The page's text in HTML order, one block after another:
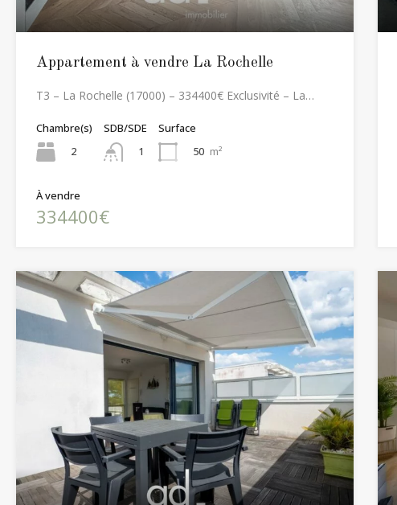
Appartement à vendre La Rochelle
T3 – La Rochelle (17000) – 334400€ Exclusivité – La…
Chambre(s)
2
SDB/SDE
1
Surface
50 m²
À vendre
334400€